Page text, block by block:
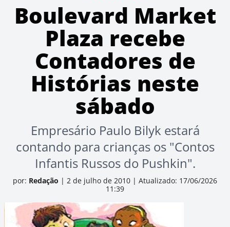
Boulevard Market
Plaza recebe
Contadores de
Histórias neste
sábado
Empresário Paulo Bilyk estará
contando para crianças os "Contos
Infantis Russos do Pushkin".
por: Redação | 2 de julho de 2010 | Atualizado: 17/06/2026
11:39